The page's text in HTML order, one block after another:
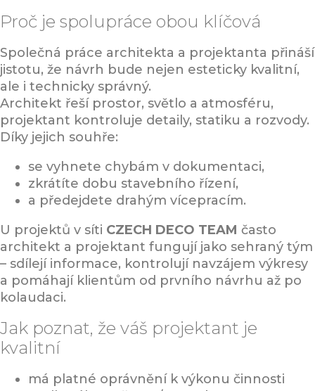
Proč je spolupráce obou klíčová
Společná práce architekta a projektanta přináší
jistotu, že návrh bude nejen esteticky kvalitní,
ale i technicky správný.
Architekt řeší prostor, světlo a atmosféru,
projektant kontroluje detaily, statiku a rozvody.
Díky jejich souhře:
se vyhnete chybám v dokumentaci,
zkrátíte dobu stavebního řízení,
a předejdete drahým vícepracím.
U projektů v síti CZECH DECO TEAM často
architekt a projektant fungují jako sehraný tým
– sdílejí informace, kontrolují navzájem výkresy
a pomáhají klientům od prvního návrhu až po
kolaudaci.
Jak poznat, že váš projektant je
kvalitní
má platné oprávnění k výkonu činnosti